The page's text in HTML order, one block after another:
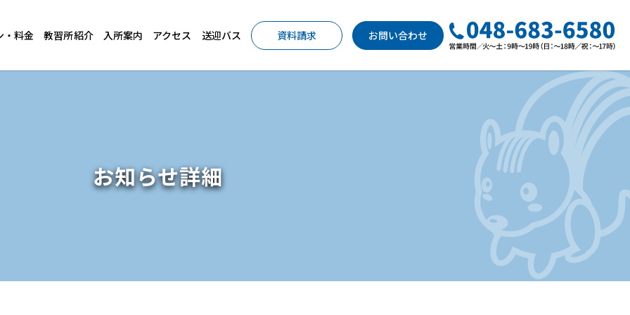
・料金 教習所紹介 入所案内 アクセス 送迎バス 資料請求 お問い合わせ
お知らせ詳細